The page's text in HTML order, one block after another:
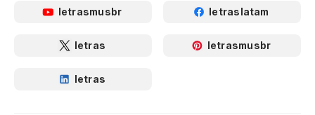
letrasmusbr letraslatam
letras letrasmusbr
letras